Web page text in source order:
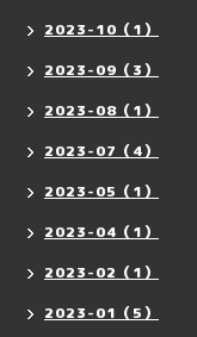
2023-10（1）
2023-09（3）
2023-08（1）
2023-07（4）
2023-05（1）
2023-04（1）
2023-02（1）
2023-01（5）